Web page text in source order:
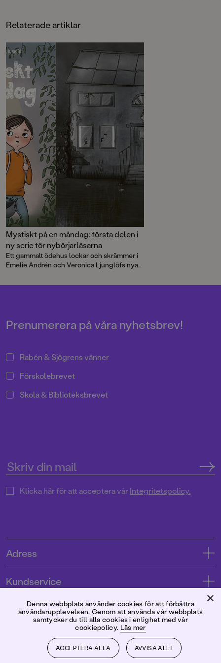
Alex börjar bråka och Vilma blir
jättearg - och elak. Vad är det som
förstår morbror David snart vad det
är som gör Vilma så arg.
Tokigt på en torsdag är fjärde delen
i en ny serie av Emelie Andrén och
Vera Ljunglöf. Korta kapitel, många
illustrationer och vardagsnära
spänning gör böckerna perfekta för
de nybörjarläsare som är redo för
kapitelböcker.
Relaterade artiklar
Mystiskt på en måndag: första delen i
ny serie för nybörjarläsarna
Ett gammalt ödehus lockar och skrämmer i
Emelie Andrén och Veronica Ljunglöfs nya
måndag. Det är en mysrysig berättelse med
Prenumerera på våra nyhetsbrev!
Rabén & Sjögrens vänner
Förskolebrevet
Skola & Biblioteksbrevet
Klicka här för att acceptera vårIntegritetspolicy.
Adress
Tryckerigatan 4
Org.nr: 556045-7748
Kundservice
Kontakta oss
Kundservice
Användarvillkor intressenter
Användarvillkor nyhetsbrev
Förlaget
Jobba hos oss
×
Denna webbplats använder cookies för att förbättra
användarupplevelsen. Genom att använda vår webbplats
samtycker du till alla cookies i enlighet med vår
cookiepolicy. Läs mer
ACCEPTERA ALLA AVVISA ALLT